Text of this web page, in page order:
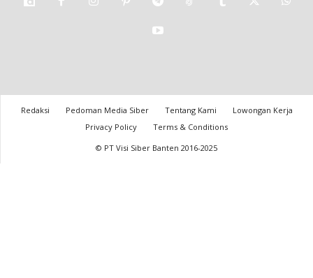
Redaksi Pedoman Media Siber Tentang Kami
Lowongan Kerja
Privacy Policy
Terms & Conditions
© PT Visi Siber Banten 2016-2025